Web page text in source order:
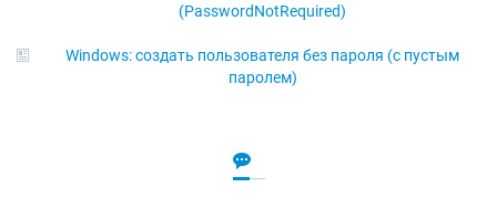
(PasswordNotRequired)
Windows: создать пользователя без пароля (с пустым
паролем)